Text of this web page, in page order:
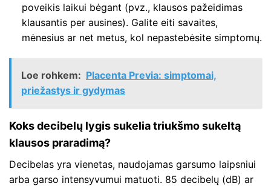
poveikis laikui bėgant (pvz., klausos pažeidimas
klausantis per ausines). Galite eiti savaites,
mėnesius ar net metus, kol nepastebėsite simptomų.
Loe rohkem: Placenta Previa: simptomai,
priežastys ir gydymas
Koks decibelų lygis sukelia triukšmo sukeltą
klausos praradimą?
Decibelas yra vienetas, naudojamas garsumo laipsniui
arba garso intensyvumui matuoti. 85 decibelų (dB) ar